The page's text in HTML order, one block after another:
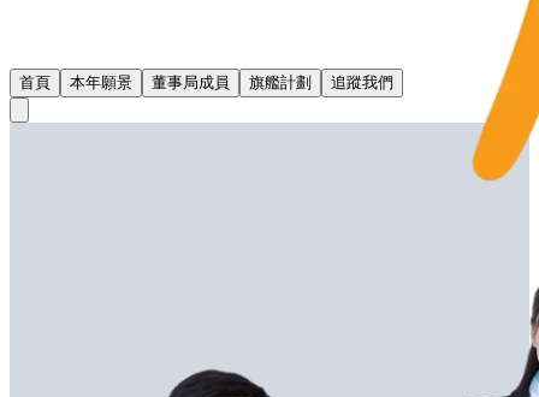
首頁 本年願景 董事局成員 旗艦計劃 追蹤我們